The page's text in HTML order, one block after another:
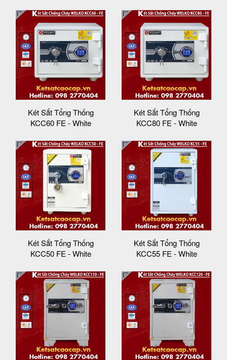
Két Sắt Tổng Thống
KCC60 FE - White
Két Sắt Tổng Thống
KCC80 FE - White
Két Sắt Tổng Thống
KCC50 FE - White
Két Sắt Tổng Thống
KCC55 FE - White